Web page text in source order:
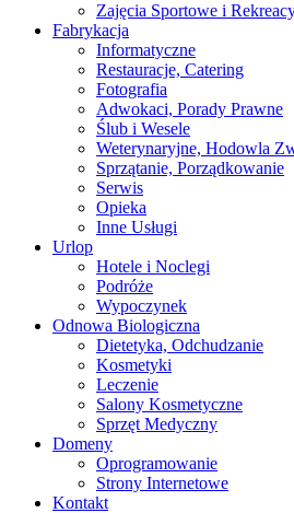
Zajęcia Sportowe i
Fabrykacja
Informatyczne
Restauracje, Catering
Fotografia
Adwokaci, Porady Prawne
Ślub i Wesele
Weterynaryjne, Hodowla
Sprzątanie, Porządkowanie
Serwis
Opieka
Inne Usługi
Urlop
Hotele i Noclegi
Podróże
Wypoczynek
Odnowa Biologiczna
Dietetyka, Odchudzanie
Kosmetyki
Leczenie
Salony Kosmetyczne
Sprzęt Medyczny
Domeny
Oprogramowanie
Strony Internetowe
Kontakt